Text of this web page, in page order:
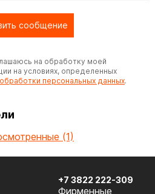
сообщение
на обработку моей
на условиях, определенных
персональных данных.
(1)
+7 3822 222-309
Фирменные